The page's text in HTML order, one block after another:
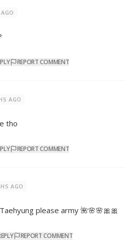
REPORT COMMENT
AGO
tho
REPORT COMMENT
AGO
please army 🌺🌸🌸🎀🎀
REPORT COMMENT